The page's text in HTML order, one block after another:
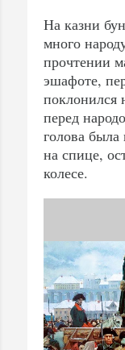
На казни
много
прочтении
эшафоте,
поклонился
перед
голова была
на спице,
колесе.